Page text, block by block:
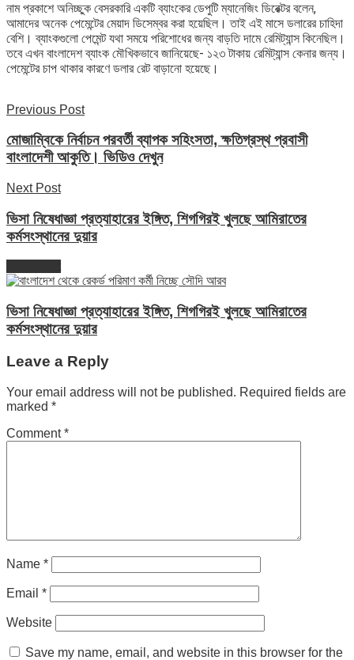
নাম প্রকাশে অনিচ্ছুক বেসরকারি একটি ব্যাংকের ডেপুটি ম্যানেজিং ডিরেক্টর বলেন,
আমাদের অনেক পেমেন্টের মেয়াদ ডিসেম্বর করা হয়েছিল। তাই এই মাসে ডলারের চাহিদা
বেশি। ব্যাংকগুলো পেমেন্ট যথা সময়ে পরিশোধের জন্য বাড়তি দামে রেমিট্যান্স কিনেছিল।
তবে এখন বাংলাদেশ ব্যাংক মৌখিকভাবে জানিয়েছে- ১২৩ টাকায় রেমিট্যান্স কেনার জন্য।
পেমেন্টের চাপ থাকার কারণে ডলার রেট বাড়ানো হয়েছে।
Previous Post
মোজাম্বিকে নির্বাচন পরবর্তী ব্যাপক সহিংসতা, ক্ষতিগ্রস্থ প্রবাসী
বাংলাদেশী আকুতি। ভিডিও দেখুন
Next Post
ভিসা নিষেধাজ্ঞা প্রত্যাহারের ইঙ্গিত, শিগগিরই খুলছে আমিরাতের
কর্মসংস্থানের দুয়ার
ভিসা নিষেধাজ্ঞা প্রত্যাহারের ইঙ্গিত, শিগগিরই খুলছে আমিরাতের
কর্মসংস্থানের দুয়ার
Leave a Reply
Your email address will not be published. Required fields are
marked *
Comment*
Name *
Email *
Website
Save my name, email, and website in this browser for the